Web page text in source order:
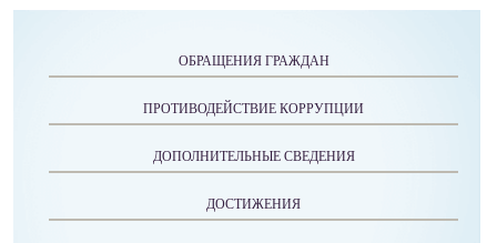
ОБРАЩЕНИЯ ГРАЖДАН
ПРОТИВОДЕЙСТВИЕ КОРРУПЦИИ
ДОПОЛНИТЕЛЬНЫЕ СВЕДЕНИЯ
ДОСТИЖЕНИЯ